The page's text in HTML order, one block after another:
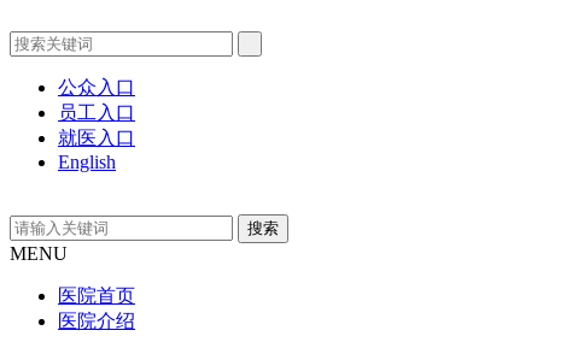
公众入口
员工入口
就医入口
English
MENU
医院首页
医院介绍